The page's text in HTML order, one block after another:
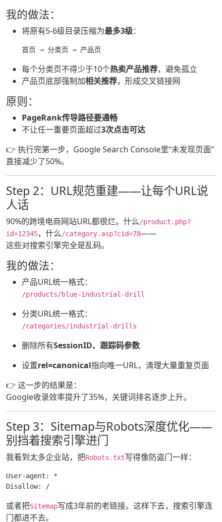
我的做法：
将原有5-6级目录压缩为最多3级：
首页 → 分类页 → 产品页
每个分类页不得少于10个热卖产品推荐，避免孤立
产品页底部强制加相关推荐，形成交叉链接网
原则：
PageRank传导路径要通畅
不让任一重要页面超过3次点击可达
👉 执行完第一步，Google Search Console里“未发现页面”
直接减少了50%。
Step 2：URL规范重建——让每个URL说
人话
90%的跨境电商网站URL都很烂。什么/product.php?
id=12345，什么/category.asp?cid=78——
这些对搜索引擎完全是乱码。
我的做法：
产品URL统一格式：
/products/blue-industrial-drill
分类URL统一格式：
/categories/industrial-drills
删除所有SessionID、跟踪码参数
设置rel=canonical指向唯一URL，清理大量重复页面
👉 这一步的结果是：
Google收录效率提升了35%，关键词排名逐步上升。
Step 3：Sitemap与Robots深度优化——
别挡着搜索引擎进门
我看到太多企业站，把Robots.txt写得像防盗门一样：
User-agent: *
Disallow: /
或者把Sitemap写成3年前的老链接。这样下去，搜索引擎连
门都进不去。